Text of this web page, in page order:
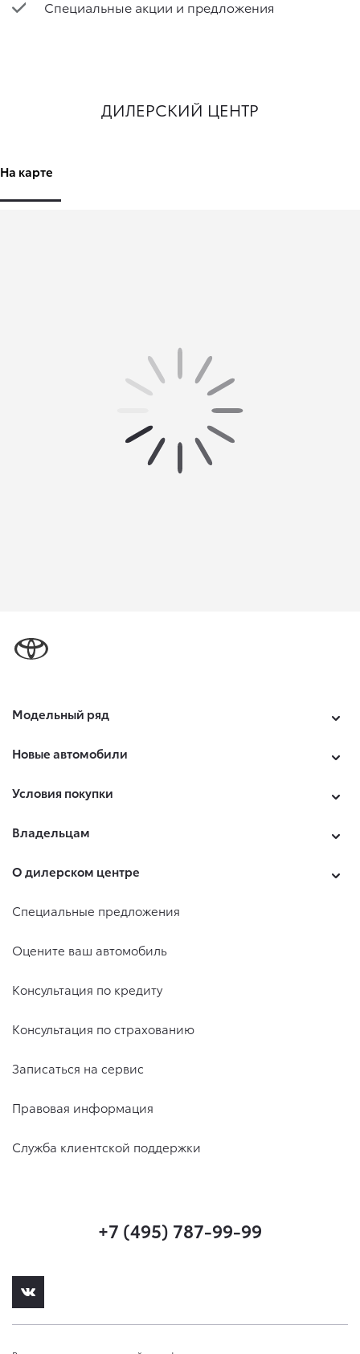
Специальные акции и предложения
ДИЛЕРСКИЙ ЦЕНТР
На карте
Модельный ряд
Новые автомобили
Условия покупки
Владельцам
О дилерском центре
Специальные предложения
Оцените ваш автомобиль
Консультация по кредиту
Консультация по страхованию
Записаться на сервис
Правовая информация
Служба клиентской поддержки
+7 (495) 787-99-99